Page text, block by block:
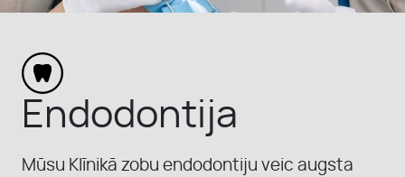
MŪSU KOMANDA
KONTAKTI
PAR MUMS
Endodontija
Mūsu Klīnikā zobu endodontiju veic augsta